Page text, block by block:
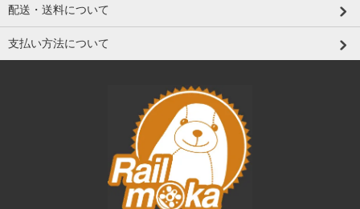
配送・送料について
支払い方法について